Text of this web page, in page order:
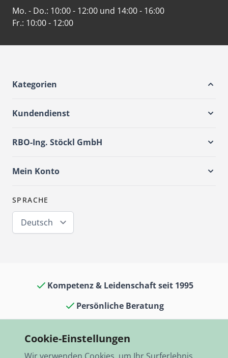
Mo. - Do.: 10:00 - 12:00 und 14:00 - 16:00
Fr.: 10:00 - 12:00
Kategorien
Kundendienst
RBO-Ing. Stöckl GmbH
Mein Konto
SPRACHE
Deutsch
Kompetenz & Leidenschaft seit 1995
Persönliche Beratung
13.000 Artikel auf Lager
Cookie-Einstellungen